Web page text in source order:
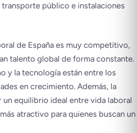
público e instalaciones
de España es muy competitivo,
talento global de forma constante.
y la tecnología están entre los
en crecimiento. Además, la
equilibrio ideal entre vida laboral
atractivo para quienes buscan un